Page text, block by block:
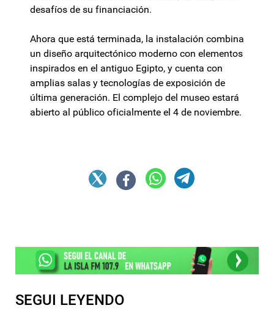
desafíos de su financiación.
Ahora que está terminada, la instalación combina
un diseño arquitectónico moderno con elementos
inspirados en el antiguo Egipto, y cuenta con
amplias salas y tecnologías de exposición de
última generación. El complejo del museo estará
abierto al público oficialmente el 4 de noviembre.
SEGUI LEYENDO